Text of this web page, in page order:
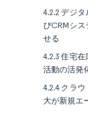
4.2.2 デジ
びCRMシ
せる
4.2.3 住宅
活動の活発
4.2.4 クラ
大が新規エ